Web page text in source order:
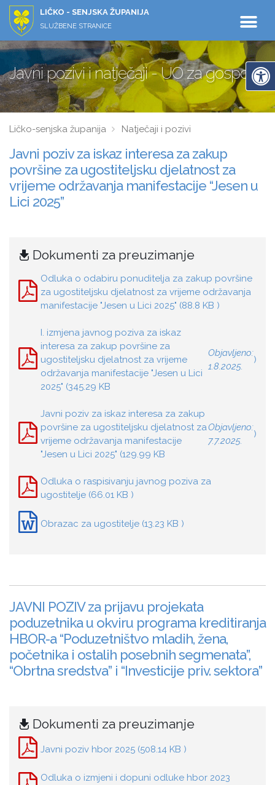
LIČKO - SENJSKA ŽUPANIJA
SLUŽBENE STRANICE
Javni pozivi i natječaji - UO za
Ličko-senjska županija Natječaji i pozivi
Javni poziv za iskaz interesa za zakup
površine za ugostiteljsku djelatnost za
vrijeme održavanja manifestacije “Jesen u
Lici 2025”
Dokumenti za preuzimanje
Odluka o odabiru ponuditelja za zakup površine
za ugostiteljsku djelatnost za vrijeme održavanja
manifestacije "Jesen u Lici 2025" (88.8 KB )
I. izmjena javnog poziva za iskaz
interesa za zakup površine za
ugostiteljsku djelatnost za vrijeme
održavanja manifestacije "Jesen u Lici
2025" (345.29 KB
Objavljeno:
1.8.2025.
)
Javni poziv za iskaz interesa za zakup
površine za ugostiteljsku djelatnost za
vrijeme održavanja manifestacije
"Jesen u Lici 2025" (129.99 KB
Objavljeno:
7.7.2025.
)
Odluka o raspisivanju javnog poziva za
ugostitelje (66.01 KB )
Obrazac za ugostitelje (13.23 KB )
JAVNI POZIV za prijavu projekata
poduzetnika u okviru programa kreditiranja
HBOR-a “Poduzetništvo mladih, žena,
početnika i ostalih posebnih segmenata”,
“Obrtna sredstva” i “Investicije priv. sektora”
Dokumenti za preuzimanje
Javni poziv hbor 2025 (508.14 KB )
Odluka o izmjeni i dopuni odluke hbor 2023